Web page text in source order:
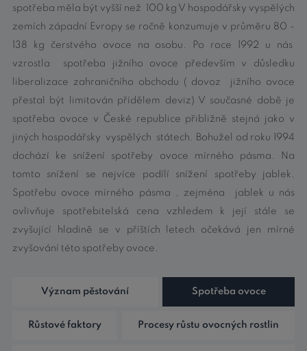
spotřeba měla být vyšší než 100 kg V hospodářsky vyspělých
zemích západní Evropy se ročně konzumuje v průměru 80 -
138 kg čerstvého ovoce na osobu. Po roce 1992 u nás
vzrostla spotřeba jižního ovoce především v důsledku
liberalizace zahraničního obchodu ( dovoz jižního ovoce
přestal být limitován přídělem deviz) V současné době je
spotřeba ovoce v České republice přibližně stejná jako v
jiných hospodářsky vyspělých státech. Bohužel od roku 1994
dochází ke snížení spotřeby ovoce mírného pásma. Na
tomto snížení se nejvíce podílí snížení spotřeby jablek.
Spotřebu ovoce mírného pásma , zejména jablek u nás
ovlivňuje spotřebitelská cena vzhledem k její stále se
zvyšující hladině se v příštích letech očekává jen mírné
zvyšování této spotřeby ovoce.
Význam pěstování Spotřeba ovoce
Růstové faktory Procesy růstu ovocných rostlin